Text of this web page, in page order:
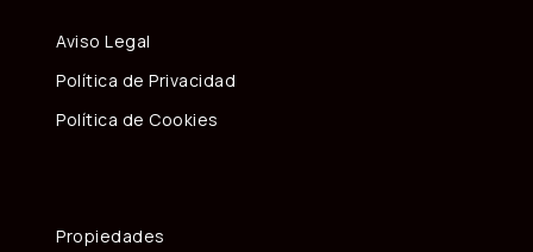
Aviso Legal
Política de Privacidad
Política de Cookies
Propiedades